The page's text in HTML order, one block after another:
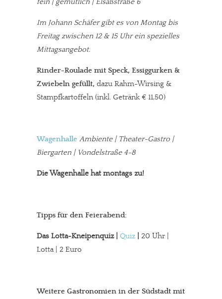
fein | gemütlich | Elsaßstraße 6
Im Johann Schäfer gibt es von Montag bis
Freitag zwischen 12 & 15 Uhr ein spezielles
Mittagsangebot.
Rinder-Roulade mit Speck, Essiggurken &
Zwiebeln gefüllt, dazu Rahm-Wirsing &
Stampfkartoffeln (inkl. Getränk € 11,50)
Wagenhalle Ambiente | Theater-Gastro |
Biergarten | Vondelstraße 4-8
Die Wagenhalle hat montags zu!
Tipps für den Feierabend:
Das Lotta-Kneipenquiz | Quiz
20 Uhr |
Lotta | 2 Euro
Weitere Gastronomien in der Südstadt mit